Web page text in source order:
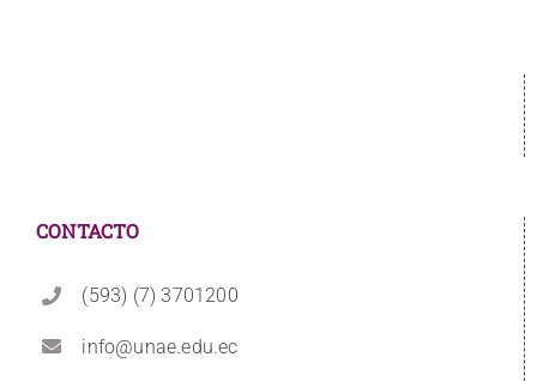
CONTACTO
(593) (7) 3701200
info@unae.edu.ec